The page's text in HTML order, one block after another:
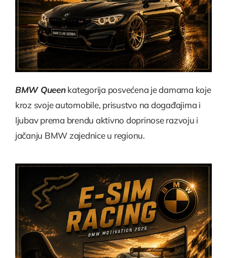
BMW Queenkategorija posvećena je damama koje
kroz svoje automobile, prisustvo na događajima i
ljubav prema brendu aktivno doprinose razvoju i
jačanju BMW zajednice u regionu.